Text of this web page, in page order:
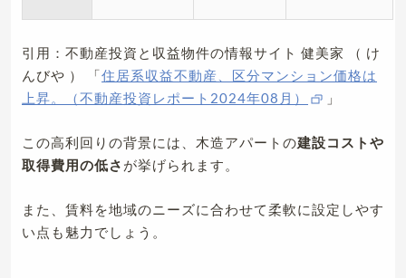
引用：不動産投資と収益物件の情報サイト 健美家 （ け
んびや ） 「住居系収益不動産、区分マンション価格は
上昇。（不動産投資レポート2024年08月）
」
この高利回りの背景には、木造アパートの建設コストや
取得費用の低さ が挙げられます。
また、賃料を地域のニーズに合わせて柔軟に設定しやす
い点も魅力でしょう。